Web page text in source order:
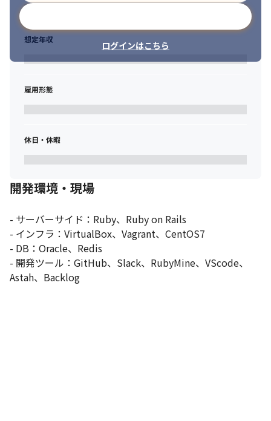
ログインはこちら
想定年収
雇用形態
休日・休暇
開発環境・現場
- サーバーサイド：Ruby、Ruby on Rails
- インフラ：VirtualBox、Vagrant、CentOS7
- DB：Oracle、Redis
- 開発ツール：GitHub、Slack、RubyMine、VScode、
Astah、Backlog